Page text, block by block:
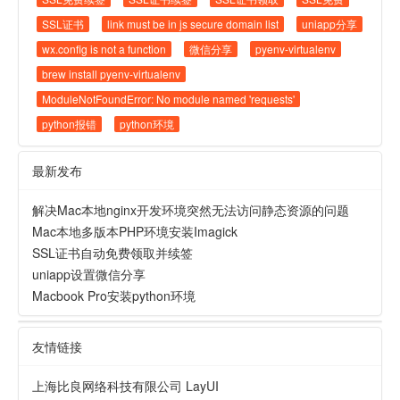
SSL证书
link must be in js secure domain list
uniapp分享
wx.config is not a function
微信分享
pyenv-virtualenv
brew install pyenv-virtualenv
ModuleNotFoundError: No module named 'requests'
python报错
python环境
最新发布
解决Mac本地nginx开发环境突然无法访问静态资源的问题
Mac本地多版本PHP环境安装Imagick
SSL证书自动免费领取并续签
uniapp设置微信分享
Macbook Pro安装python环境
友情链接
上海比良网络科技有限公司 LayUI